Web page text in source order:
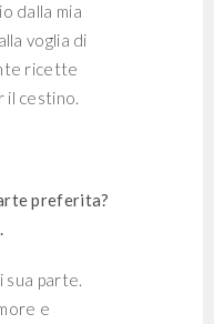
dalla mia
voglia di
ricette
il cestino.
preferita?
sua parte.
e